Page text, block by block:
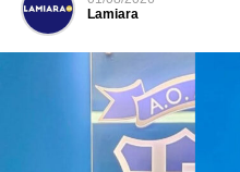
Lamiara